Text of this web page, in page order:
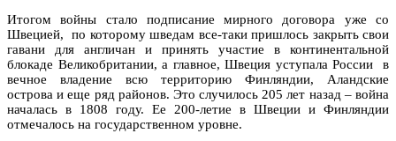
Итогом войны стало подписание мирного договора уже со
Швецией, по которому шведам все-таки пришлось закрыть свои
гавани для англичан и принять участие в континентальной
блокаде Великобритании, а главное, Швеция уступала России в
вечное владение всю территорию Финляндии, Аландские
острова и еще ряд районов. Это случилось 205 лет назад – война
началась в 1808 году. Ее 200-летие в Швеции и Финляндии
отмечалось на государственном уровне.